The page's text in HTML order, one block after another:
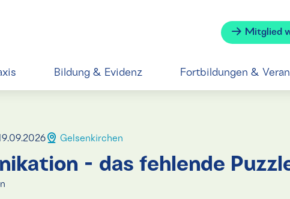
Mitglied
Bildung & Evidenz Fortbildungen &
Gelsenkirchen
- das fehlende